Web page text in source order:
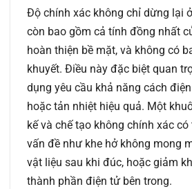
Độ chính xác không chỉ dừng lại
còn bao gồm cả tính đồng nhất
hoàn thiện bề mặt, và không có
khuyết. Điều này đặc biệt quan
dụng yêu cầu khả năng cách
hoặc tản nhiệt hiệu quả. Một
kế và chế tạo không chính xác
vấn đề như khe hở không mong
vật liệu sau khi đúc, hoặc giảm
thành phần điện tử bên trong.